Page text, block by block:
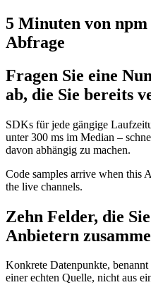
5 Minuten von
Abfrage
Fragen Sie eine
ab, die Sie bereits
SDKs für jede gängige
unter 300 ms im Median –
davon abhängig zu machen.
Code samples arrive when this
the live channels.
Zehn Felder, die
Anbietern
Konkrete Datenpunkte, benannt
einer echten Quelle, nicht aus